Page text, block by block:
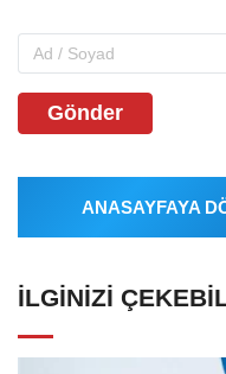
Gönder
ANASAYFAYA
İLGINIZI